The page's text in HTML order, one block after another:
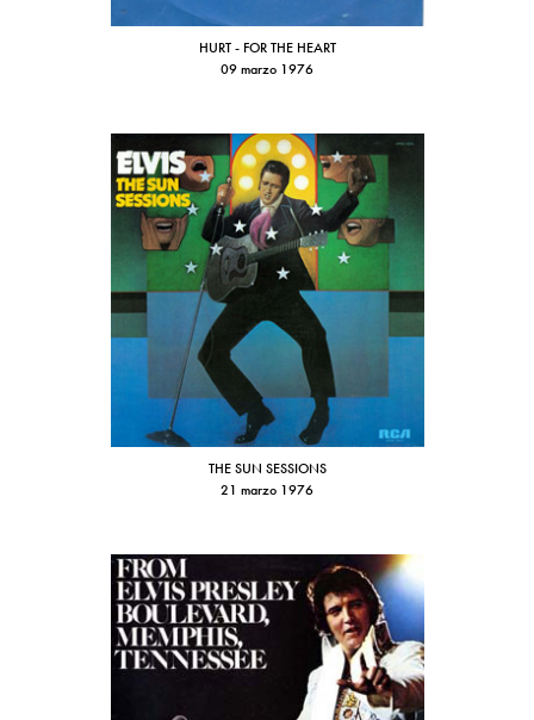
HURT - FOR THE HEART
09 marzo 1976
THE SUN SESSIONS
21 marzo 1976